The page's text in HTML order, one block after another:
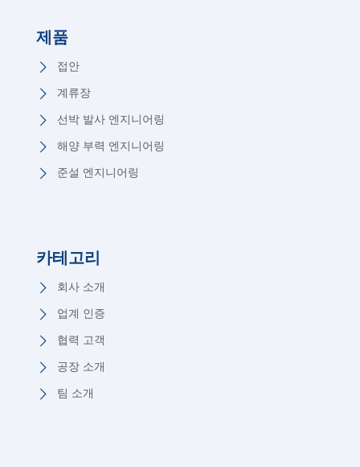
제품
접안
계류장
선박 발사 엔지니어링
해양 부력 엔지니어링
준설 엔지니어링
카테고리
회사 소개
업계 인증
협력 고객
공장 소개
팀 소개